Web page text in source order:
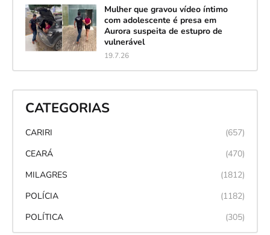
Mulher que gravou vídeo íntimo
com adolescente é presa em
Aurora suspeita de estupro de
vulnerável
19.7.26
CATEGORIAS
CARIRI
(657)
CEARÁ
(470)
MILAGRES
(1812)
POLÍCIA
(1182)
POLÍTICA
(305)